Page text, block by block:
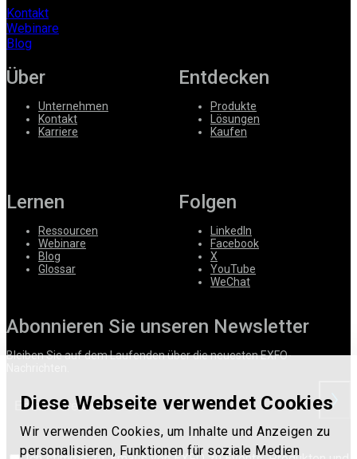
Diese Webseite verwendet Cookies
Wir verwenden Cookies, um Inhalte und Anzeigen zu
personalisieren, Funktionen für soziale Medien
Suppliers
Kontakt
Webinare
Blog
Über
Unternehmen
Kontakt
Karriere
Entdecken
Produkte
Lösungen
Kaufen
Lernen
Ressourcen
Webinare
Blog
Glossar
Folgen
LinkedIn
Facebook
X
YouTube
WeChat
Abonnieren Sie unseren Newsletter
Bleiben Sie auf dem Laufenden über die neuesten EXFO-